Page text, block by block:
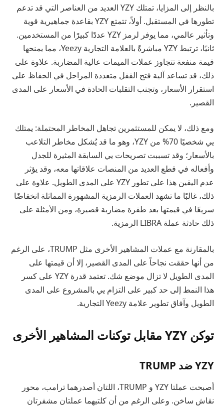
بالنظر إلى المزايا، تمتلك YZY العديد من العناصر التي قد تدعم
تطورها في المستقبل. أولاً، تتمتع YZY بقاعدة جماهيرية قوية
وتأثير عالمي، مما يوفر لرمز YZY عددًا كبيرًا من المستخدمين.
ثانيًا، ترتبط YZY مباشرةً بالعلامة التجارية Yeezy، مما يمنحها
قيمة منفعة تتجاوز عملات الميمات عالية المضاربة. علاوة على
ذلك، قد تساعد آلية فتح القفل متعددة المراحل في الحفاظ على
استقرار الأسعار، وتجنب التقلبات الحادة في الأسعار على المدى
القصير.
ومع ذلك، لا يمكن للمستثمرين تجاهل المخاطر المحتملة: يمتلك
يي شخصيًا 70% من YZY، وهو ما قد يُشكل مخاطر التلاعب
بالأسعار؛ وقد تسببت تصريحات يي السابقة المثيرة للجدل
وأفعاله في قطع العديد من المنصات علاقاتها معه، وقد يؤثر
عدم اليقين هذا على تطور YZY على المدى الطويل. علاوة على
ذلك، غالبًا ما تشهد العملات الرمزية المشهورة المماثلة انخفاضًا
سريعًا في قيمتها بعد طفرة مضاربة قصيرة، ومن الأمثلة على
ذلك حادثة عملة LIBRA الرمزية.
بالمقارنة مع عملات المشاهير الأخرى مثل TRUMP، على الرغم
من أنها حققت نجاحاً على المدى القصير، إلا أن قيمتها على
المدى الطويل لا تزال موضع شك. تعتمد قدرة YZY على كسر
هذا النمط إلى حد كبير على التزام يي بالمشروع على المدى
الطويل وآفاق تطوير علامة Yeezy التجارية.
توكن YZY مقابل توكنات المشاهير الأخرى
YZY ضد TRUMP
أصبحت عملتا YZY و TRUMP، اللتان أصدرهما ترامب، محور
نقاش ساخن. وعلى الرغم من أن كلتيهما عملتان مشفرتان